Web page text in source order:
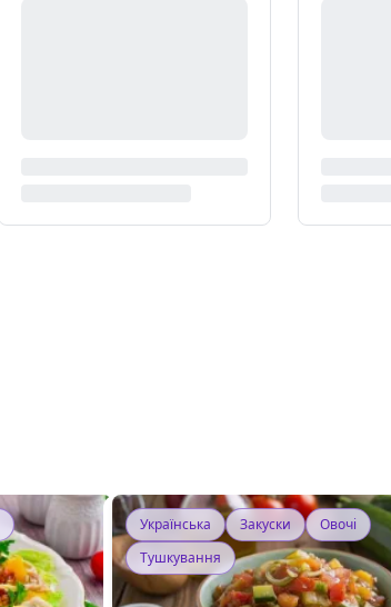
Українська Закуски
Овочі
Тушкування